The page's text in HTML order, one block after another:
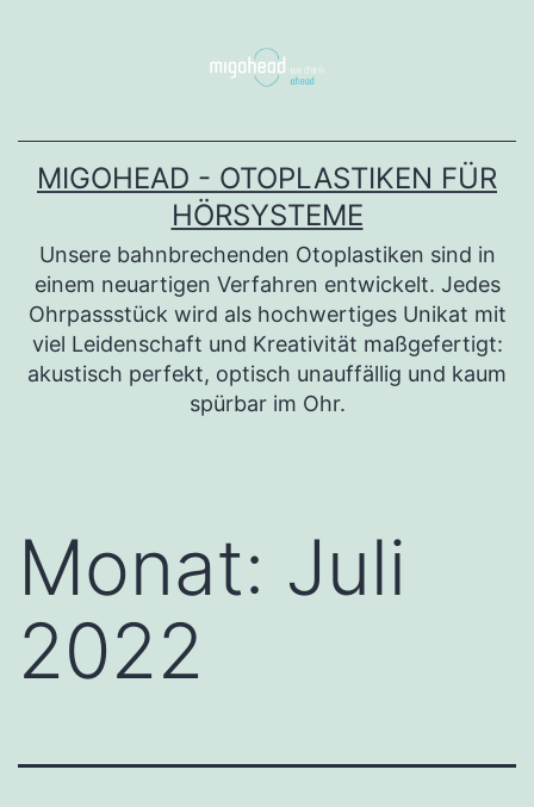
MIGOHEAD - OTOPLASTIKEN FÜR
HÖRSYSTEME
Unsere bahnbrechenden Otoplastiken sind in
einem neuartigen Verfahren entwickelt. Jedes
Ohrpassstück wird als hochwertiges Unikat mit
viel Leidenschaft und Kreativität maßgefertigt:
akustisch perfekt, optisch unauffällig und kaum
spürbar im Ohr.
Monat: Juli
2022